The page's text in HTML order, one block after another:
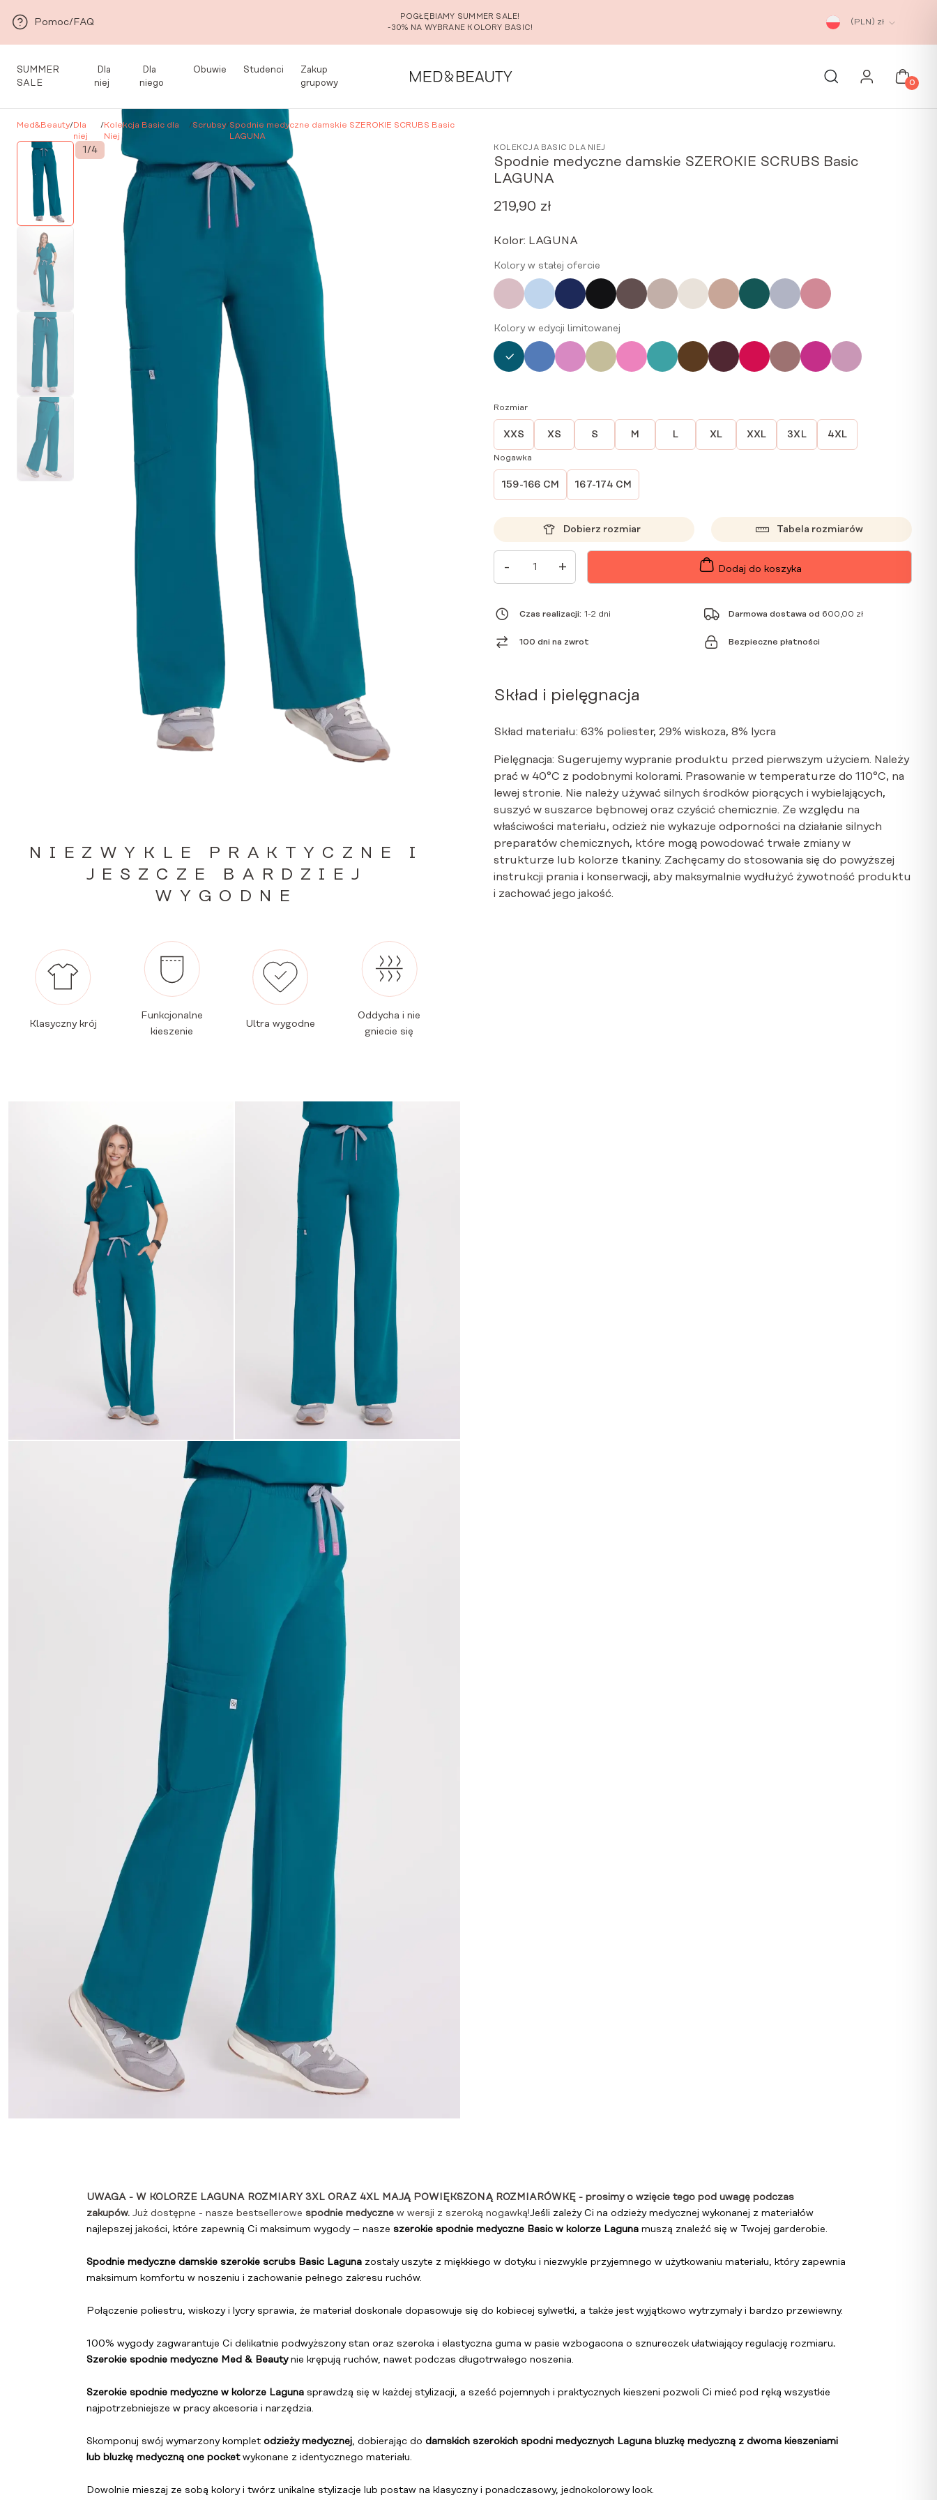
Pomoc/FAQ
POGŁĘBIAMY SUMMER SALE!
-30% NA WYBRANE KOLORY BASIC!
(PLN) zł
SUMMER
SALE
Dla
niej
Dla
niego
Obuwie Studenci
Zakup
grupowy
0
Med&Beauty/Dla
niej
/Kolekcja Basic dla
Niej
/Scrubsy/Spodnie medyczne damskie SZEROKIE SCRUBS Basic
LAGUNA
1/4
NIEZWYKLE PRAKTYCZNE I
JESZCZE BARDZIEJ
WYGODNE
Klasyczny krój
Funkcjonalne
kieszenie
Ultra wygodne
Oddycha i nie
gniecie się
KOLEKCJA BASIC DLA NIEJ
Spodnie medyczne damskie SZEROKIE SCRUBS Basic
LAGUNA
219,90 zł
Kolor: LAGUNA
Kolory w stałej ofercie
Kolory w edycji limitowanej
Rozmiar
XXS XS S M L XL XXL 3XL 4XL
Nogawka
159-166 CM 167-174 CM
Dobierz rozmiar Tabela rozmiarów
-
ILOŚĆ
SPODNIE
SCRUBS
BASIC
+ Dodaj do koszyka
Czas realizacji: 1-2 dni Darmowa dostawa od 600,00 zł
100 dni na zwrot Bezpieczne płatności
Skład i pielęgnacja
Skład materiału: 63% poliester, 29% wiskoza, 8% lycra
Pielęgnacja: Sugerujemy wypranie produktu przed pierwszym użyciem. Należy
prać w 40°C z podobnymi kolorami. Prasowanie w temperaturze do 110°C, na
lewej stronie. Nie należy używać silnych środków piorących i wybielających,
suszyć w suszarce bębnowej oraz czyścić chemicznie. Ze względu na
właściwości materiału, odzież nie wykazuje odporności na działanie silnych
preparatów chemicznych, które mogą powodować trwałe zmiany w
strukturze lub kolorze tkaniny. Zachęcamy do stosowania się do powyższej
instrukcji prania i konserwacji, aby maksymalnie wydłużyć żywotność produktu
i zachować jego jakość.
UWAGA - W KOLORZE LAGUNA ROZMIARY 3XL ORAZ 4XL MAJĄ POWIĘKSZONĄ ROZMIARÓWKĘ - prosimy o wzięcie tego pod uwagę podczas
zakupów. Już dostępne - nasze bestsellerowe spodnie medyczne w wersji z szeroką nogawką!Jeśli zależy Ci na odzieży medycznej wykonanej z materiałów
najlepszej jakości, które zapewnią Ci maksimum wygody – nasze szerokie spodnie medyczne Basic w kolorze Laguna muszą znaleźć się w Twojej garderobie.
Spodnie medyczne damskie szerokie scrubs Basic Laguna zostały uszyte z miękkiego w dotyku i niezwykle przyjemnego w użytkowaniu materiału, który zapewnia
maksimum komfortu w noszeniu i zachowanie pełnego zakresu ruchów.
Połączenie poliestru, wiskozy i lycry sprawia, że materiał doskonale dopasowuje się do kobiecej sylwetki, a także jest wyjątkowo wytrzymały i bardzo przewiewny.
100% wygody zagwarantuje Ci delikatnie podwyższony stan oraz szeroka i elastyczna guma w pasie wzbogacona o sznureczek ułatwiający regulację rozmiaru.
Szerokie spodnie medyczne Med & Beautynie krępują ruchów, nawet podczas długotrwałego noszenia.
Szerokie spodnie medyczne w kolorze Laguna sprawdzą się w każdej stylizacji, a sześć pojemnych i praktycznych kieszeni pozwoli Ci mieć pod ręką wszystkie
najpotrzebniejsze w pracy akcesoria i narzędzia.
Skomponuj swój wymarzony komplet odzieży medycznej, dobierając do damskich szerokich spodni medycznych Laguna bluzkę medyczną z dwoma kieszeniami
lub bluzkę medyczną one pocketwykonane z identycznego materiału.
Dowolnie mieszaj ze sobą kolory i twórz unikalne stylizacje lub postaw na klasyczny i ponadczasowy, jednokolorowy look.